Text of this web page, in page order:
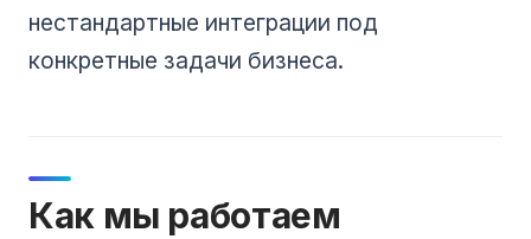
нестандартные интеграции под
конкретные задачи бизнеса.
Как мы работаем